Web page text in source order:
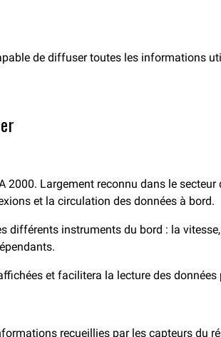
de diffuser toutes les informations
Largement reconnu dans le
et la circulation des données à bord.
différents instruments du bord : la
et facilitera la lecture des données
recueillies par les capteurs du